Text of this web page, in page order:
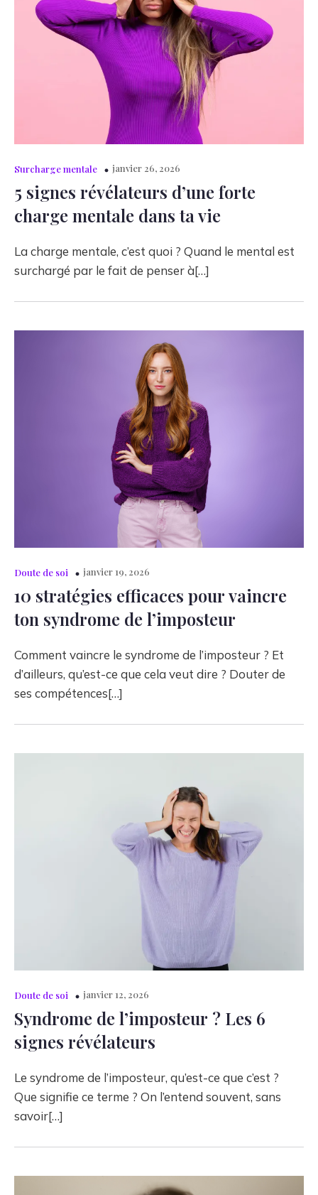
Surcharge mentale janvier 26, 2026
5 signes révélateurs d’une forte
charge mentale dans ta vie
La charge mentale, c’est quoi ? Quand le mental est
surchargé par le fait de penser à[…]
Doute de soi janvier 19, 2026
10 stratégies efficaces pour vaincre
ton syndrome de l’imposteur
Comment vaincre le syndrome de l’imposteur ? Et
d’ailleurs, qu’est-ce que cela veut dire ? Douter de
ses compétences[…]
Doute de soi janvier 12, 2026
Syndrome de l’imposteur ? Les 6
signes révélateurs
Le syndrome de l’imposteur, qu’est-ce que c’est ?
Que signifie ce terme ? On l’entend souvent, sans
savoir[…]